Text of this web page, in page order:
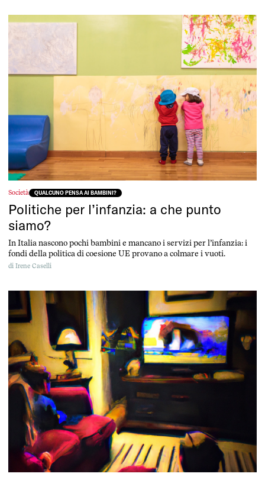
Società QUALCUNO PENSA AI BAMBINI?
Politiche per l’infanzia: a che punto
siamo?
In Italia nascono pochi bambini e mancano i servizi per l’infanzia: i
fondi della politica di coesione UE provano a colmare i vuoti.
di Irene Caselli